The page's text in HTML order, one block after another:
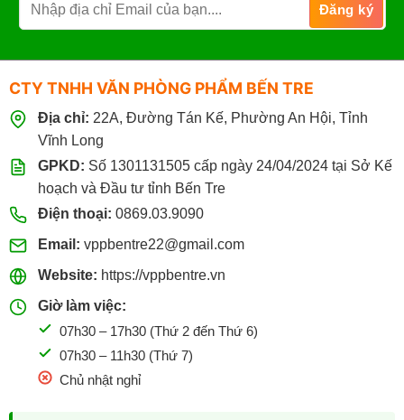
CTY TNHH VĂN PHÒNG PHẨM BẾN TRE
Địa chỉ: 22A, Đường Tán Kế, Phường An Hội, Tỉnh
Vĩnh Long
GPKD: Số 1301131505 cấp ngày 24/04/2024 tại Sở Kế
hoạch và Đầu tư tỉnh Bến Tre
Điện thoại: 0869.03.9090
Email: vppbentre22@gmail.com
Website: https://vppbentre.vn
Giờ làm việc:
07h30 – 17h30 (Thứ 2 đến Thứ 6)
07h30 – 11h30 (Thứ 7)
Chủ nhật nghỉ